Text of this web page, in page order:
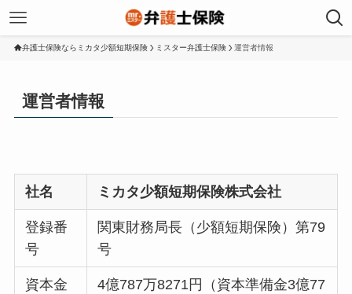
弁護士保険ならミカタ少額短期保険 ミスター弁護士保険 運営者情報
運営者情報
社名 ミカタ少額短期保険株式会社
登録番
号
関東財務局長（少額短期保険）第79
号
資本金
4億787万8271円（資本準備金3億77